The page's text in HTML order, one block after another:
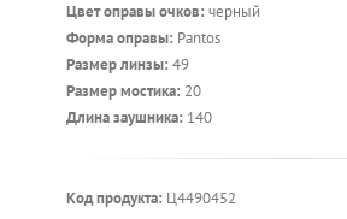
Цвет оправы очков: черный
Форма оправы: Pantos
Размер линзы: 49
Размер мостика: 20
Длина заушника: 140
Код продукта: Ц4490452